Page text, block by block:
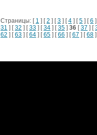
Страницы: [ 1 ] [2 ] [3 ] [4 ] [5 ] [6
31 ] [32 ] [33 ] [34 ] [35 ] 36 [37 ] [
62 ] [63 ] [64 ] [65 ] [66 ] [67 ] [68